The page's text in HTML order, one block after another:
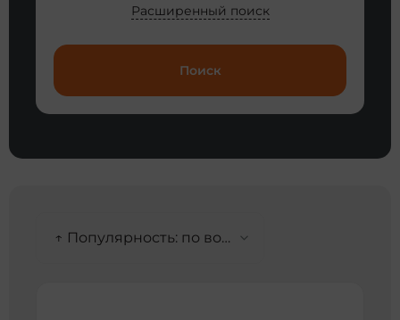
Расширенный поиск
Поиск
↑ Популярность: по возрастанию